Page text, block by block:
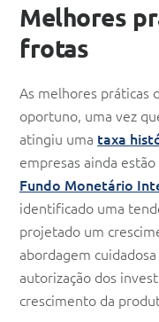
Melhores
frotas
As melhores práticas
oportuno, uma vez
atingiu uma taxa
empresas ainda
Fundo Monetário
identificado uma
projetado um
abordagem
autorização dos
crescimento da